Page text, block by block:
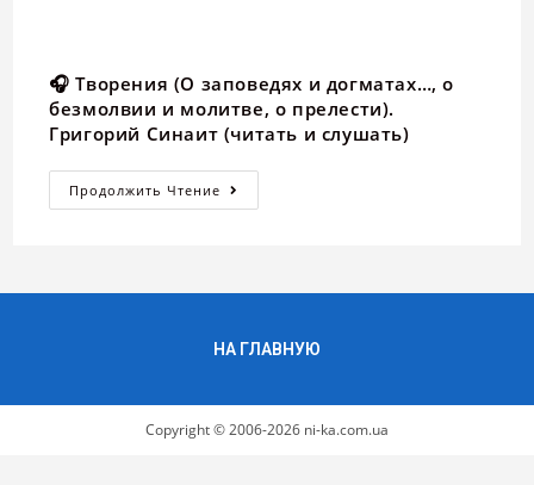
🎧 Творения (О заповедях и догматах…, о
безмолвии и молитве, о прелести).
Григорий Синаит (читать и слушать)
Продолжить Чтение
НА ГЛАВНУЮ
Copyright © 2006-2026 ni-ka.com.ua